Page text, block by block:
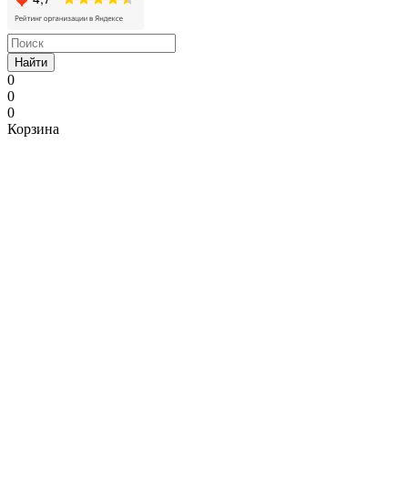
Найти
0
0
0
Корзина